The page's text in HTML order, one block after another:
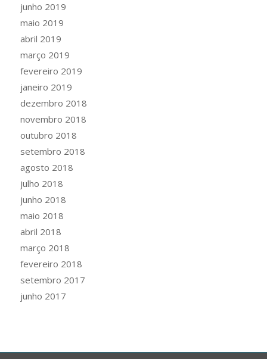
junho 2019
maio 2019
abril 2019
março 2019
fevereiro 2019
janeiro 2019
dezembro 2018
novembro 2018
outubro 2018
setembro 2018
agosto 2018
julho 2018
junho 2018
maio 2018
abril 2018
março 2018
fevereiro 2018
setembro 2017
junho 2017